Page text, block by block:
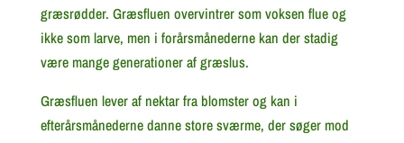
græsrødder. Græsfluen overvintrer som voksen flue og
ikke som larve, men i forårsmånederne kan der stadig
være mange generationer af græslus.
Græsfluen lever af nektar fra blomster og kan i
efterårsmånederne danne store sværme, der søger mod